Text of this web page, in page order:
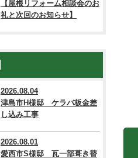
【屋根リフォーム相談会のお
礼と次回のお知らせ】
2026.08.04
津島市H様邸 ケラバ板金差
し込み工事
2026.08.01
愛西市S様邸 瓦一部葺き替